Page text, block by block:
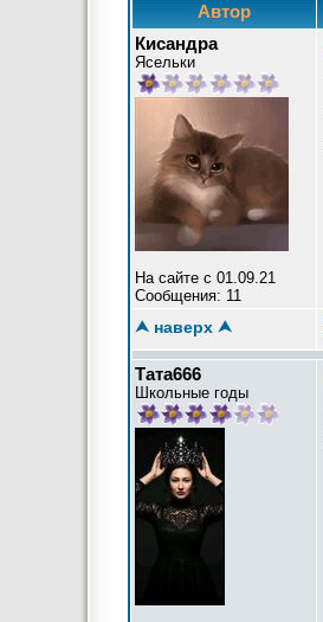
Автор
Кисандра
Ясельки
На сайте с 01.09.21
Сообщения: 11
⮝ наверх ⮝
Тата666
Школьные годы